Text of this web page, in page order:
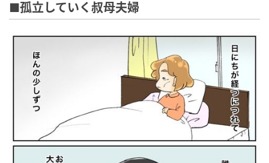
■孤立していく叔母夫婦